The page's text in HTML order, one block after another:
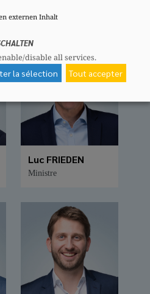
différentes pages
Luc FRIEDEN
Ministre
externen Inhalt
disable all services.
la sélection Tout accepter